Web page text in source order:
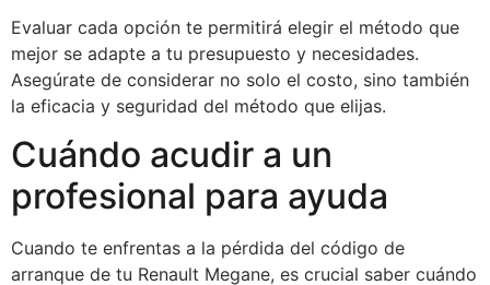
Evaluar cada opción te permitirá elegir el método que
mejor se adapte a tu presupuesto y necesidades.
Asegúrate de considerar no solo el costo, sino también
la eficacia y seguridad del método que elijas.
Cuándo acudir a un
profesional para ayuda
Cuando te enfrentas a la pérdida del código de
arranque de tu Renault Megane, es crucial saber cuándo